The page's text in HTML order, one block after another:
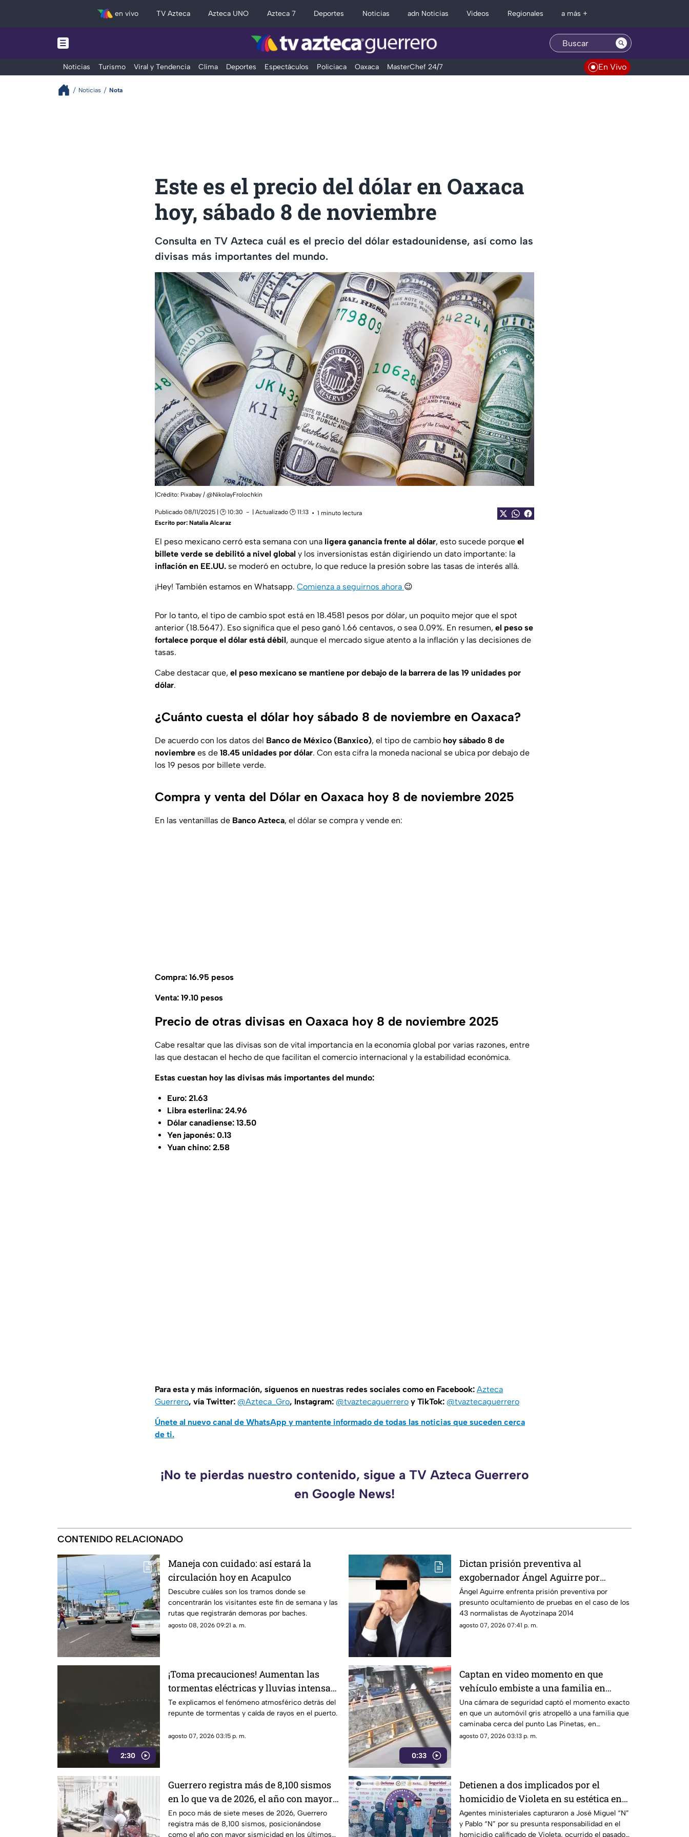
en vivo TV Azteca Azteca UNO Azteca 7 Deportes Noticias adn Noticias Videos Regionales a más +
Noticias Turismo Viral y Tendencia Clima Deportes Espectáculos Policiaca Oaxaca MasterChef 24/7 En Vivo
Noticias Nota
Este es el precio del dólar en Oaxaca
hoy, sábado 8 de noviembre
Consulta en TV Azteca cuál es el precio del dólar estadounidense, así como las
divisas más importantes del mundo.
|Crédito: Pixabay / @NikolayFrolochkin
Publicado 08/11/2025 | 🕑 10:30 | Actualizado 🕑 11:13
1 minuto lectura
Escrito por: Natalia Alcaraz
El peso mexicano cerró esta semana con una ligera ganancia frente al dólar, esto sucede porque el
billete verde se debilitó a nivel global y los inversionistas están digiriendo un dato importante: la
inflación en EE.UU. se moderó en octubre, lo que reduce la presión sobre las tasas de interés allá.
¡Hey! También estamos en Whatsapp. Comienza a seguirnos ahora 😉
Por lo tanto, el tipo de cambio spot está en 18.4581 pesos por dólar, un poquito mejor que el spot
anterior (18.5647). Eso significa que el peso ganó 1.66 centavos, o sea 0.09%. En resumen, el peso se
fortalece porque el dólar está débil, aunque el mercado sigue atento a la inflación y las decisiones de
tasas.
Cabe destacar que, el peso mexicano se mantiene por debajo de la barrera de las 19 unidades por
dólar.
¿Cuánto cuesta el dólar hoy sábado 8 de noviembre en Oaxaca?
De acuerdo con los datos del Banco de México (Banxico), el tipo de cambio hoy sábado 8 de
noviembre es de 18.45 unidades por dólar. Con esta cifra la moneda nacional se ubica por debajo de
los 19 pesos por billete verde.
Compra y venta del Dólar en Oaxaca hoy 8 de noviembre 2025
En las ventanillas de Banco Azteca, el dólar se compra y vende en:
Compra: 16.95 pesos
Venta: 19.10 pesos
Precio de otras divisas en Oaxaca hoy 8 de noviembre 2025
Cabe resaltar que las divisas son de vital importancia en la economía global por varias razones, entre
las que destacan el hecho de que facilitan el comercio internacional y la estabilidad económica.
Estas cuestan hoy las divisas más importantes del mundo:
Euro: 21.63
Libra esterlina: 24.96
Dólar canadiense: 13.50
Yen japonés: 0.13
Yuan chino: 2.58
Para esta y más información, síguenos en nuestras redes sociales como en Facebook: Azteca
Guerrero, vía Twitter: @Azteca_Gro, Instagram: @tvaztecaguerrero y TikTok: @tvaztecaguerrero
Únete al nuevo canal de WhatsApp y mantente informado de todas las noticias que suceden cerca
de ti.
¡No te pierdas nuestro contenido, sigue a TV Azteca Guerrero
en Google News!
CONTENIDO RELACIONADO
Maneja con cuidado: así estará la
circulación hoy en Acapulco
Descubre cuáles son los tramos donde se
concentrarán los visitantes este fin de semana y las
rutas que registrarán demoras por baches.
agosto 08, 2026 09:21 a. m.
Dictan prisión preventiva al
exgobernador Ángel Aguirre por
presunto ocultamiento de pruebas en el
caso Ayotzinapa
Ángel Aguirre enfrenta prisión preventiva por
presunto ocultamiento de pruebas en el caso de los
43 normalistas de Ayotzinapa 2014
agosto 07, 2026 07:41 p. m.
2:30
¡Toma precauciones! Aumentan las
tormentas eléctricas y lluvias intensas
en Acapulco
Te explicamos el fenómeno atmosférico detrás del
repunte de tormentas y caída de rayos en el puerto.
agosto 07, 2026 03:15 p. m.
0:33
Captan en video momento en que
vehículo embiste a una familia en
Chilpancingo
Una cámara de seguridad captó el momento exacto
en que un automóvil gris atropelló a una familia que
caminaba cerca del punto Las Pinetas, en
Chilpancingo.
agosto 07, 2026 03:13 p. m.
Guerrero registra más de 8,100 sismos
en lo que va de 2026, el año con mayor
sismicidad de los últimos cinco años
En poco más de siete meses de 2026, Guerrero
registra más de 8,100 sismos, posicionándose
como el año con mayor sismicidad en los últimos
Detienen a dos implicados por el
homicidio de Violeta en su estética en
Acapulco
Agentes ministeriales capturaron a José Miguel “N”
y Pablo “N” por su presunta responsabilidad en el
homicidio calificado de Violeta, ocurrido el pasado